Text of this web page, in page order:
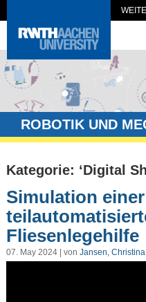
ROBOTIK UND
Kategorie: ‘Digital
Simulation einer
Fliesenlegehilfe
07. May 2024 | von Jansen, Christina